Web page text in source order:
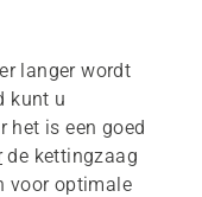
langer wordt
kunt u
het is een goed
de kettingzaag
voor optimale